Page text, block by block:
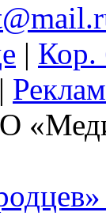
| Кор.
|